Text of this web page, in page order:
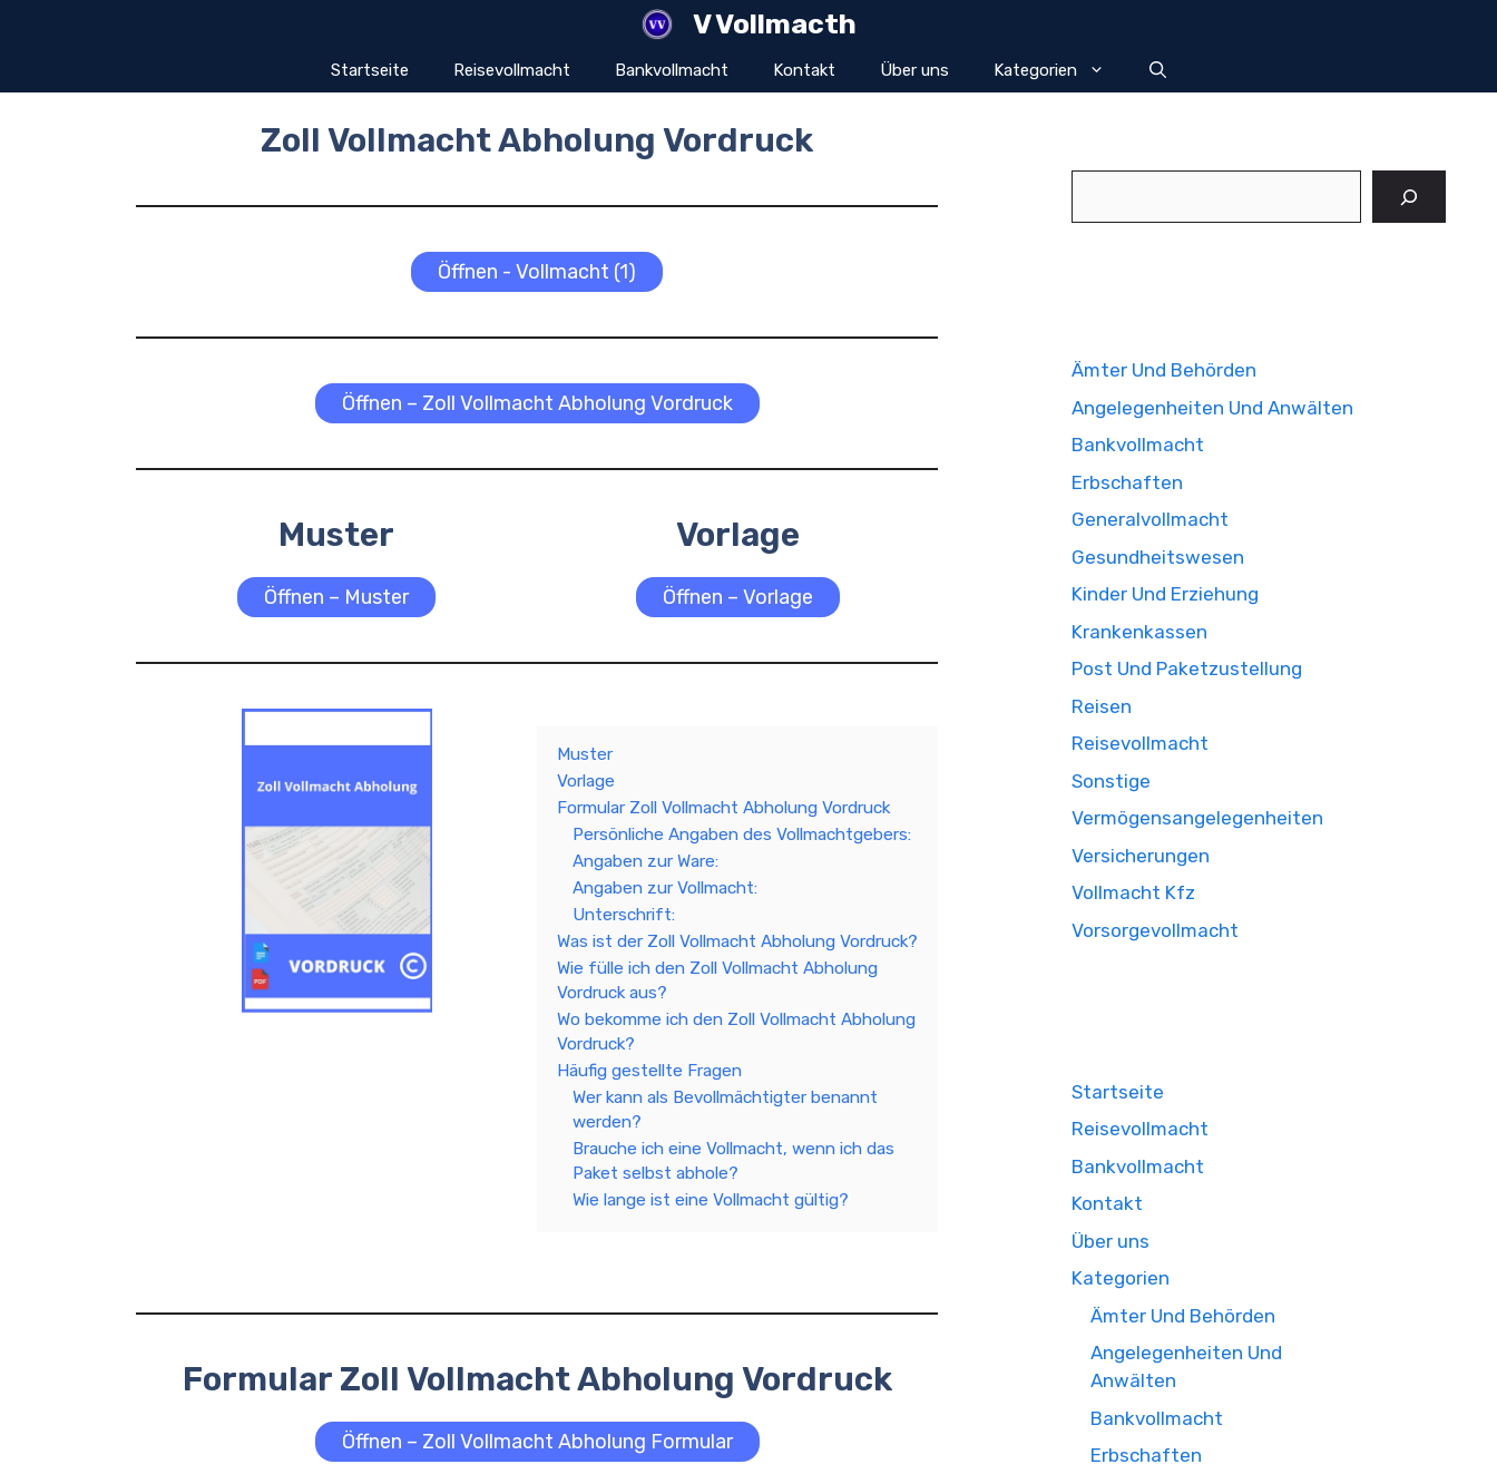
V Vollmacth
Startseite Reisevollmacht Bankvollmacht Kontakt Über uns Kategorien
Zoll Vollmacht Abholung Vordruck
Öffnen - Vollmacht (1)
Öffnen – Zoll Vollmacht Abholung Vordruck
Muster
Öffnen – Muster
Vorlage
Öffnen – Vorlage
Muster
Vorlage
Formular Zoll Vollmacht Abholung Vordruck
Persönliche Angaben des Vollmachtgebers:
Angaben zur Ware:
Angaben zur Vollmacht:
Unterschrift:
Was ist der Zoll Vollmacht Abholung Vordruck?
Wie fülle ich den Zoll Vollmacht Abholung
Vordruck aus?
Wo bekomme ich den Zoll Vollmacht Abholung
Vordruck?
Häufig gestellte Fragen
Wer kann als Bevollmächtigter benannt
werden?
Brauche ich eine Vollmacht, wenn ich das
Paket selbst abhole?
Wie lange ist eine Vollmacht gültig?
Formular Zoll Vollmacht Abholung Vordruck
Öffnen – Zoll Vollmacht Abholung Formular
Ämter Und Behörden
Angelegenheiten Und Anwälten
Bankvollmacht
Erbschaften
Generalvollmacht
Gesundheitswesen
Kinder Und Erziehung
Krankenkassen
Post Und Paketzustellung
Reisen
Reisevollmacht
Sonstige
Vermögensangelegenheiten
Versicherungen
Vollmacht Kfz
Vorsorgevollmacht
Startseite
Reisevollmacht
Bankvollmacht
Kontakt
Über uns
Kategorien
Ämter Und Behörden
Angelegenheiten Und
Anwälten
Bankvollmacht
Erbschaften